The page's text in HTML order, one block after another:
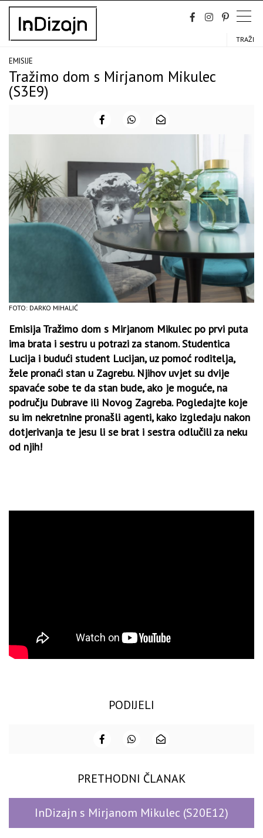
Skip
content
TRAŽI
EMISIJE
Tražimo dom s Mirjanom Mikulec
(S3E9)
FOTO: DARKO MIHALIĆ
Emisija Tražimo dom s Mirjanom Mikulec po prvi puta
ima brata i sestru u potrazi za stanom. Studentica
Lucija i budući student Lucijan, uz pomoć roditelja,
žele pronaći stan u Zagrebu. Njihov uvjet su dvije
spavaće sobe te da stan bude, ako je moguće, na
području Dubrave ili Novog Zagreba. Pogledajte koje
su im nekretnine pronašli agenti, kako izgledaju nakon
dotjerivanja te jesu li se brat i sestra odlučili za neku
od njih!
PODIJELI
PRETHODNI ČLANAK
InDizajn s Mirjanom Mikulec (S20E12)